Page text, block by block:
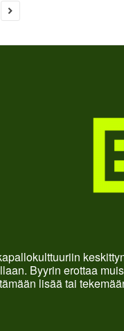
Byyrin erottaa
lisää tai